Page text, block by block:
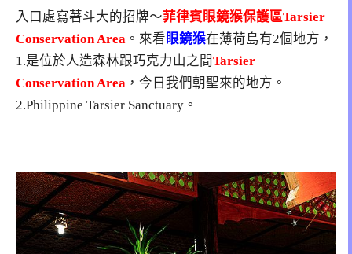
入口處寫著斗大的招牌～菲律賓眼鏡猴保護區Tarsier
Conservation Area 。來看 眼鏡猴在薄荷島有2個地方，
1.是位於人造森林跟巧克力山之間Tarsier
Conservation Area ，今日我們朝聖來的地方。
2.Philippine Tarsier Sanctuary。